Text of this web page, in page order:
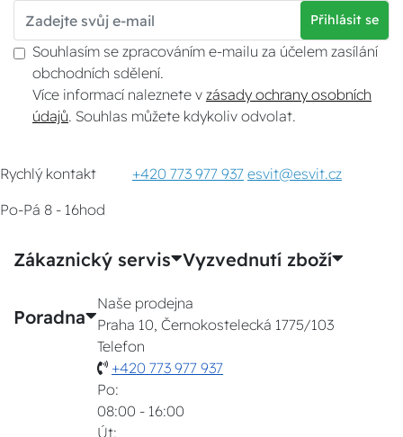
Přihlásit se
Souhlasím se zpracováním e-mailu za účelem zasílání
obchodních sdělení.
Více informací naleznete v zásady ochrany osobních
údajů . Souhlas můžete kdykoliv odvolat.
Rychlý kontakt +420 773 977 937 esvit@esvit.cz
Po-Pá 8 - 16hod
Zákaznický servis Vyzvednutí zboží
Poradna
Naše prodejna
Praha 10, Černokostelecká 1775/103
Telefon
+420 773 977 937
Po:
08:00 - 16:00
Út: